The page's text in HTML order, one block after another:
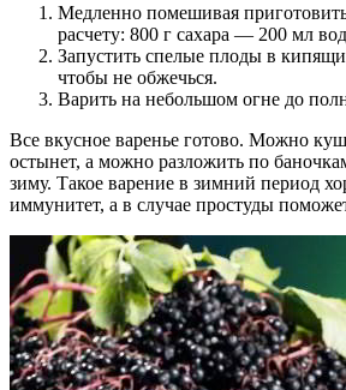
Медленно помешивая
расчету: 800 г сахара — 200 мл
Запустить спелые плоды в
чтобы не обжечься.
Варить на небольшом огне до
Все вкусное варенье готово. Можно
остынет, а можно разложить по
зиму. Такое варение в зимний период
иммунитет, а в случае простуды